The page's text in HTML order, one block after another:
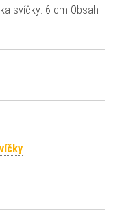
svíčky: 6 cm Obsah